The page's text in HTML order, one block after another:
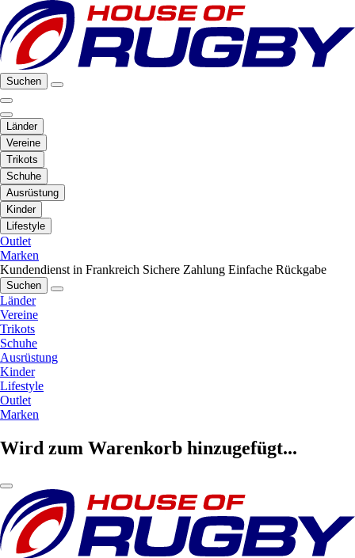
Suchen
Länder
Vereine
Trikots
Schuhe
Ausrüstung
Kinder
Lifestyle
Outlet
Marken
Kundendienst in Frankreich Sichere Zahlung Einfache Rückgabe
Suchen
Länder
Vereine
Trikots
Schuhe
Ausrüstung
Kinder
Lifestyle
Outlet
Marken
Wird zum Warenkorb hinzugefügt...